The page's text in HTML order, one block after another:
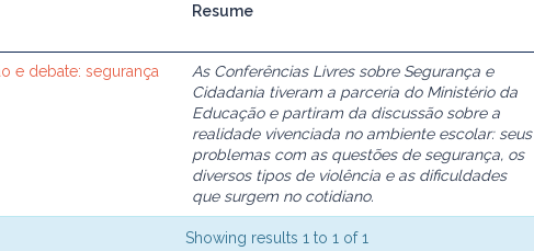
Resume
e debate: segurança
As Conferências Livres sobre Segurança e
Cidadania tiveram a parceria do Ministério da
Educação e partiram da discussão sobre a
realidade vivenciada no ambiente escolar: seus
problemas com as questões de segurança, os
diversos tipos de violência e as dificuldades
que surgem no cotidiano.
Showing results 1 to 1 of 1